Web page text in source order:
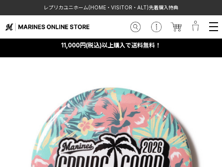
レプリカユニホーム(HOME・VISITOR・ALT)先着購入特典
11,000円(税込)以上購入で送料無料！